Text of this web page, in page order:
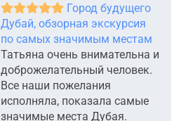
Город будущего
Дубай, обзорная экскурсия
по самых значимым местам
Татьяна очень внимательна и
доброжелательный человек.
Все наши пожелания
исполняла, показала самые
значимые места Дубая.